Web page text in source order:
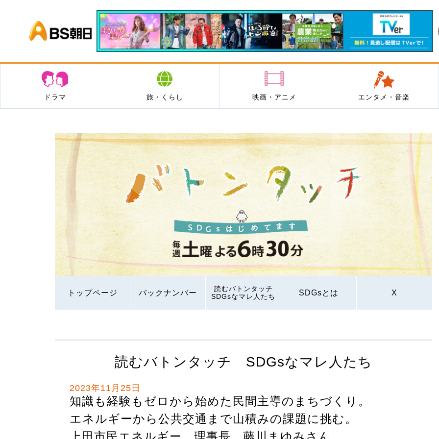
BS朝日
ドラマ 旅・くらし 映画・アニメ エンタメ・音楽
トップページ バックナンバー
読むバトンタッチ
SDGsなマレ人たち
SDGsとは X
読むバトンタッチ SDGsなマレ人たち
2023年11月25日
知識も経験もゼロから始めた民間主導のまちづくり。
エネルギーから公共交通まで山積みの課題に挑む。
上田市民エネルギー 理事長 藤川まゆみさん